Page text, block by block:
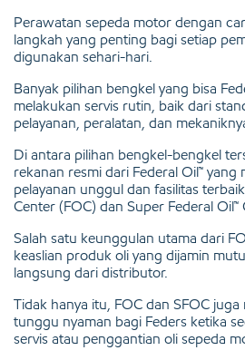
Perawatan sepeda motor dengan
langkah yang penting bagi setiap
digunakan sehari-hari.
Banyak pilihan bengkel yang bisa
melakukan servis rutin, baik dari
pelayanan, peralatan, dan
Di antara pilihan bengkel-bengkel
rekanan resmi dari Federal Oil™
pelayanan unggul dan fasilitas
Center (FOC) dan Super Federal Oil™
Salah satu keunggulan utama dari
keaslian produk oli yang dijamin
langsung dari distributor.
Tidak hanya itu, FOC dan SFOC
tunggu nyaman bagi Feders ketika
servis atau penggantian oli sepeda